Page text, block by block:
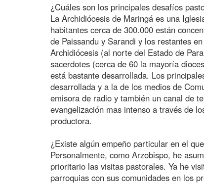
¿Cuáles son los principales desafíos
La Archidiócesis de Maringá es una
habitantes cerca de 300.000 están
de Paissandu y Sarandi y los restantes
Archidiócesis (al norte del Estado de
sacerdotes (cerca de 60 la mayoría
está bastante desarrollada. Los
desarrollada y a la de los medios de
emisora de radio y también un canal de
evangelización mas intenso a través de
productora.
¿Existe algún empeño particular en el
Personalmente, como Arzobispo, he
prioritario las visitas pastorales. Ya he
parroquias con sus comunidades en los